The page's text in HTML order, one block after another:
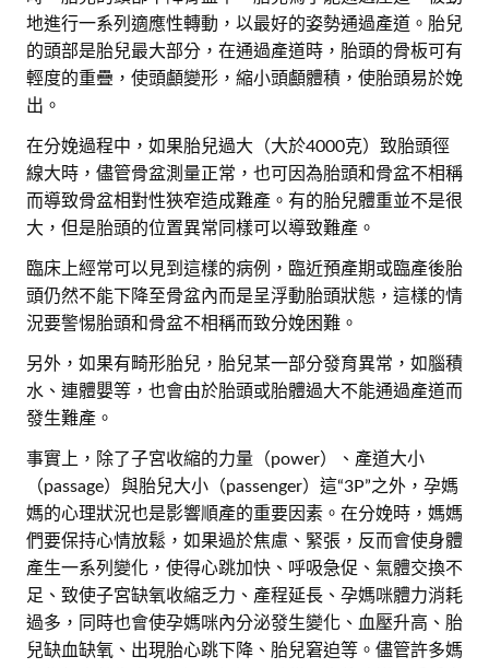
地進行一系列適應性轉動，以最好的姿勢通過產道。胎兒
的頭部是胎兒最大部分，在通過產道時，胎頭的骨板可有
輕度的重疊，使頭顱變形，縮小頭顱體積，使胎頭易於娩
出。
在分娩過程中，如果胎兒過大（大於4000克）致胎頭徑
線大時，儘管骨盆測量正常，也可因為胎頭和骨盆不相稱
而導致骨盆相對性狹窄造成難產。有的胎兒體重並不是很
大，但是胎頭的位置異常同樣可以導致難產。
臨床上經常可以見到這樣的病例，臨近預產期或臨產後胎
頭仍然不能下降至骨盆內而是呈浮動胎頭狀態，這樣的情
況要警惕胎頭和骨盆不相稱而致分娩困難。
另外，如果有畸形胎兒，胎兒某一部分發育異常，如腦積
水、連體嬰等，也會由於胎頭或胎體過大不能通過產道而
發生難產。
事實上，除了子宮收縮的力量（power）、產道大小
（passage）與胎兒大小（passenger）這“3P”之外，孕媽
媽的心理狀況也是影響順產的重要因素。在分娩時，媽媽
們要保持心情放鬆，如果過於焦慮、緊張，反而會使身體
產生一系列變化，使得心跳加快、呼吸急促、氣體交換不
足、致使子宮缺氧收縮乏力、產程延長、孕媽咪體力消耗
過多，同時也會使孕媽咪內分泌發生變化、血壓升高、胎
兒缺血缺氧、出現胎心跳下降、胎兒窘迫等。儘管許多媽